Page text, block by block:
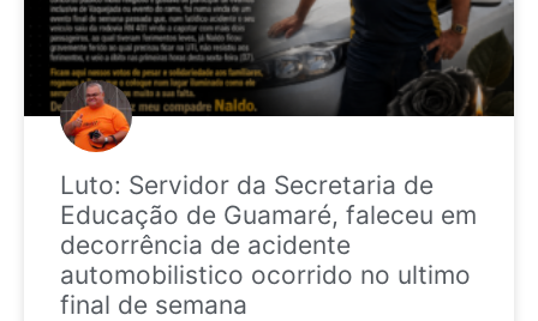
Luto: Servidor da Secretaria de
Educação de Guamaré, faleceu em
decorrência de acidente
automobilistico ocorrido no ultimo
final de semana